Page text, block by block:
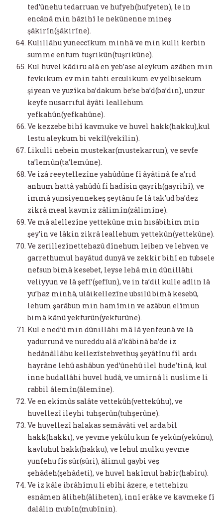
ted’ûnehu tedarruan ve hufyeh(hufyeten), le in
encânâ min hâzihî le nekûnenne mineş
şâkirîn(şâkirîne).
Kulillâhu yuneccîkum minhâ ve min kulli kerbin
summe entum tuşrikûn(tuşrikûne).
Kul huvel kâdiru alâ en yeb’ase aleykum azâben min
fevkıkum ev min tahti erculikum ev yelbisekum
şiyean ve yuzîka ba’dakum be’se ba’d(ba’dın), unzur
keyfe nusarrıful âyâti leallehum
yefkahûn(yefkahûne).
Ve kezzebe bihî kavmuke ve huvel hakk(hakku),kul
lestu aleykum bi vekîl(vekîlin).
Likulli nebein mustekar(mustekarrun), ve sevfe
ta’lemûn(ta’lemûne).
Ve izâ reeytellezîne yahûdûne fî âyâtinâ fe a’rıd
anhum hattâ yahûdû fî hadîsin gayrih(gayrihî), ve
immâ yunsiyennekeş şeytânu fe lâ tak’ud ba’dez
zikrâ meal kavmiz zâlimîn(zâlimîne).
Ve mâ alellezîne yettekûne min hısâbihim min
şey’in ve lâkin zikrâ leallehum yettekûn(yettekûne).
Ve zerillezînettehazû dînehum leiben ve lehven ve
garrethumul hayâtud dunyâ ve zekkir bihî en tubsele
nefsun bimâ kesebet, leyse lehâ min dûnillâhi
veliyyun ve lâ şefî’(şefîun), ve in ta’dil kulle adlin lâ
yu’haz minhâ, ulâikellezîne ubsilû bimâ kesebû,
lehum şarâbun min hamîmin ve azâbun elîmun
bimâ kânû yekfurûn(yekfurûne).
Kul e ned’û min dûnillâhi mâ lâ yenfeunâ ve lâ
yadurrunâ ve nureddu alâ a’kâbinâ ba’de iz
hedânâllâhu kellezîstehvethuş şeyâtînu fîl ardı
hayrâne lehû ashâbun yed’ûnehû ilel hude’tinâ, kul
inne hudallâhi huvel hudâ, ve umirnâ li nuslime li
rabbil âlemîn(âlemîne).
Ve en ekîmûs salâte vettekûh(vettekûhu), ve
huvellezî ileyhi tuhşerûn(tuhşerûne).
Ve huvellezî halakas semâvâti vel arda bil
hakk(hakkı), ve yevme yekûlu kun fe yekûn(yekûnu),
kavluhul hakk(hakku), ve lehul mulku yevme
yunfehu fîs sûr(sûri), âlimul gaybi veş
şehâdeh(şehâdeti), ve huvel hakîmul habîr(habîru).
Ve iz kâle ibrâhîmu li ebîhi âzere, e tettehizu
esnâmen âliheh(âliheten), innî erâke ve kavmeke fî
dalâlin mubîn(mubînin).